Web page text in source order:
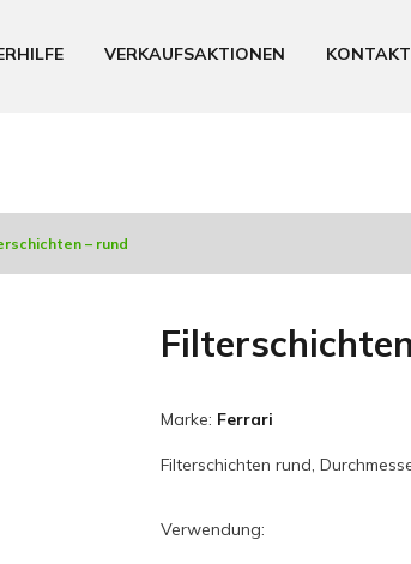
VERKAUFSAKTIONEN KONTAKT
– rund
Marke: Ferrari
Filterschichten rund,
Verwendung: